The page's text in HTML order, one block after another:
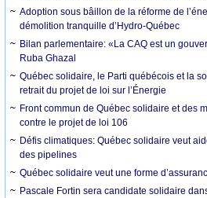
Adoption sous bâillon de la réforme de
démolition tranquille d’Hydro-Québec
Bilan parlementaire: «La CAQ est un
Ruba Ghazal
Québec solidaire, le Parti québécois et la
retrait du projet de loi sur l’Énergie
Front commun de Québec solidaire et des
contre le projet de loi 106
Défis climatiques: Québec solidaire veut
des pipelines
Québec solidaire veut une forme
Pascale Fortin sera candidate solidaire